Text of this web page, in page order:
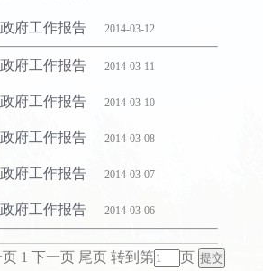
府工作报告 2014-03-12
府工作报告 2014-03-11
府工作报告 2014-03-10
府工作报告 2014-03-08
府工作报告 2014-03-07
府工作报告 2014-03-06
1 下一页 尾页 转到第 页